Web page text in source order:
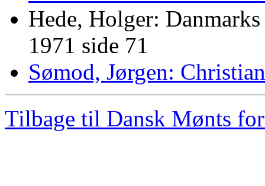
Hede, Holger:
1971 side 71
Sømod, Jørgen:
Tilbage til Dansk Mønts